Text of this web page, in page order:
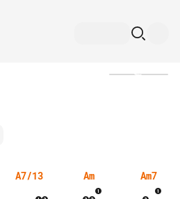
A7/13 Am Am7